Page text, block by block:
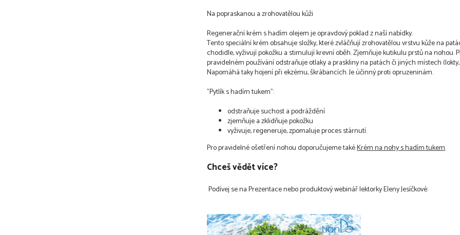
Na popraskanou a zrohovatělou kůži
Regenerační krém s hadím olejem je opravdový poklad z naší nabídky.
Tento speciální krém obsahuje složky, které zvláčňují zrohovatělou vrstvu kůže na
chodidle, vyživují pokožku a stimulují krevní oběh. Zjemňuje kutikulu prstů na nohou.
pravidelném používání odstraňuje otlaky a praskliny na patách či jiných místech
Napomáhá taky hojení při ekzému, škrábancích. Je účinný proti opruzeninám.
"Pytlík s hadím tukem":
odstraňuje suchost a podráždění
zjemňuje a zklidňuje pokožku
vyživuje, regeneruje, zpomaluje proces stárnutí.
Pro pravidelné ošetření nohou doporučujeme takéKrém na nohy s hadím tukem.
Chceš vědět více?
Podívej se na Prezentace nebo produktový webinář lektorky Eleny Jesíčkové: